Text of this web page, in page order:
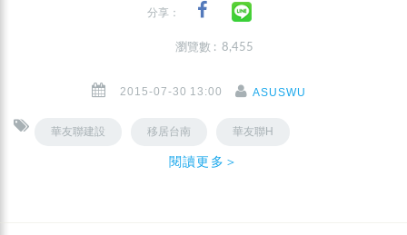
分享：
瀏覽數 : 8,455
2015-07-30 13:00 ASUSWU
華友聯建設 移居台南 華友聯H
閱讀更多＞